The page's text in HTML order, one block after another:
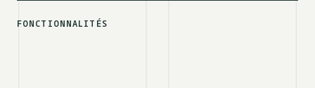
FONCTIONNALITÉS